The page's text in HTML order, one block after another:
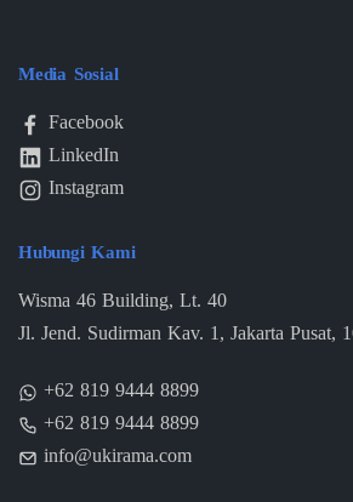
Media Sosial
Facebook
LinkedIn
Instagram
Hubungi Kami
Wisma 46 Building, Lt. 40
Jl. Jend. Sudirman Kav. 1, Jakarta Pusat,
+62 819 9444 8899
+62 819 9444 8899
info@ukirama.com